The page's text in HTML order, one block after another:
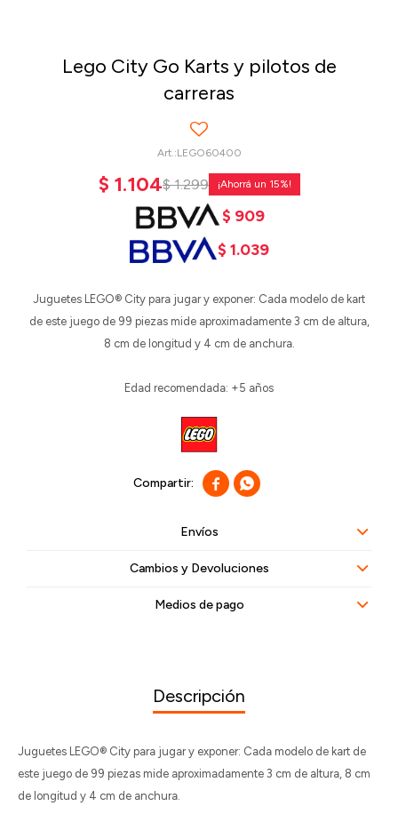
Lego City Go Karts y pilotos de
carreras
LEGO60400
$ 1.104$ 1.299 15
$ 909
$ 1.039
Juguetes LEGO® City para jugar y exponer: Cada modelo de kart
de este juego de 99 piezas mide aproximadamente 3 cm de altura,
8 cm de longitud y 4 cm de anchura.
Edad recomendada: +5 años
 
Envíos
Cambios y Devoluciones
Medios de pago
Descripción
Juguetes LEGO® City para jugar y exponer: Cada modelo de kart de
este juego de 99 piezas mide aproximadamente 3 cm de altura, 8 cm
de longitud y 4 cm de anchura.